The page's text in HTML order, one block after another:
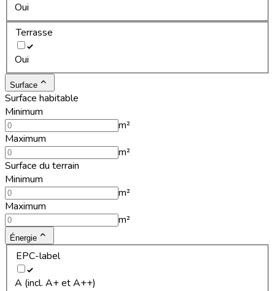
Oui
Terrasse
Oui
Surface
Surface habitable
Minimum
m²
Maximum
m²
Surface du terrain
Minimum
m²
Maximum
m²
Énergie
EPC-label
A (incl. A+ et A++)